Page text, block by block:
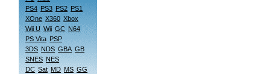
PS4 PS3 PS2 PS1
XOne X360 Xbox
Wii U Wii GC N64
PS Vita PSP
3DS NDS GBA GB
SNES NES
DC Sat MD MS GG